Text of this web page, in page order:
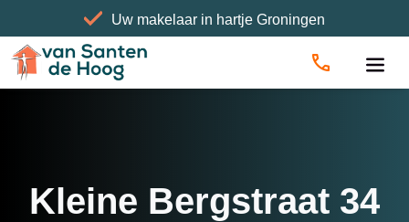
Uw makelaar in hartje Groningen
Woningen »Kleine Bergstraat 34
Kleine Bergstraat 34